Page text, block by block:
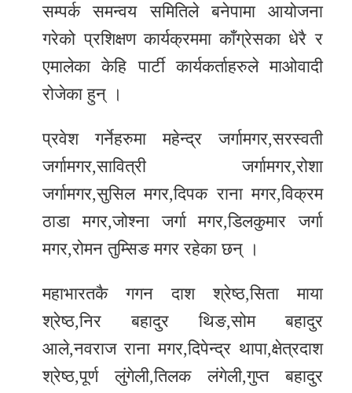
सूचना
प्रविधि
साहित्य
टिभी
English
सम्पर्क समन्वय समितिले बनेपामा आयोजना
गरेको प्रशिक्षण कार्यक्रममा काँग्रेसका धेरै र
एमालेका केहि पार्टी कार्यकर्ताहरुले माओवादी
रोजेका हुन् ।
प्रवेश गर्नेहरुमा महेन्द्र जर्गामगर,सरस्वती
जर्गामगर,सावित्री जर्गामगर,रोशा
जर्गामगर,सुसिल मगर,दिपक राना मगर,विक्रम
ठाडा मगर,जोश्ना जर्गा मगर,डिलकुमार जर्गा
मगर,रोमन तुम्सिङ मगर रहेका छन् ।
महाभारतकै गगन दाश श्रेष्ठ,सिता माया
श्रेष्ठ,निर बहादुर थिङ,सोम बहादुर
आले,नवराज राना मगर,दिपेन्द्र थापा,क्षेत्रदाश
श्रेष्ठ,पूर्ण लुंगेली,तिलक लंगेली,गुप्त बहादुर